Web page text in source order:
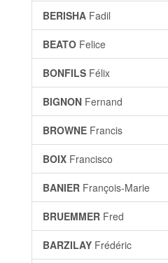
BERISHA Fadil
BEATO Felice
BONFILS Félix
BIGNON Fernand
BROWNE Francis
BOIX Francisco
BANIER François-Marie
BRUEMMER Fred
BARZILAY Frédéric